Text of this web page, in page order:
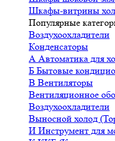
Шкафы-витрины
Популярные
Воздухоохладители
Конденсаторы
А Автоматика для
Б Бытовые
В Вентиляторы
Вентиляционное
Воздухоохладители
Выносной холод
И Инструмент для